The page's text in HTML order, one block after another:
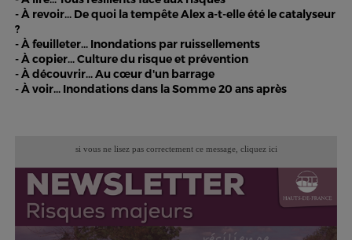
- À revoir... De quoi la tempête Alex a-t-elle été le catalyseur
?
- À feuilleter... Inondations par ruissellements
- À copier... Culture du risque et prévention
- À découvrir... Au cœur d'un barrage
- À voir... Inondations dans la Somme 20 ans après
si vous ne lisez pas correctement ce message, cliquez ici